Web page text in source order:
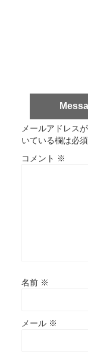
メールアドレス
いている欄は必
コメント ※
名前 ※
メール ※